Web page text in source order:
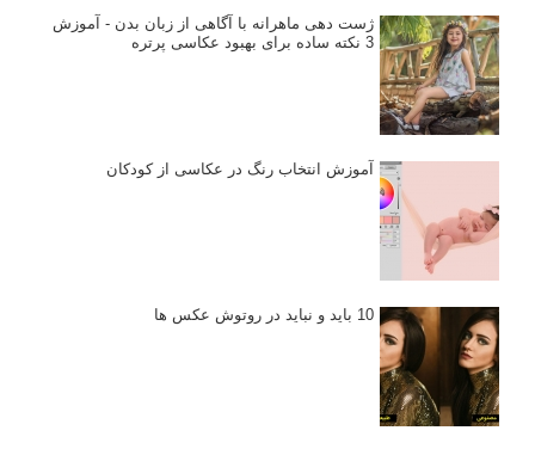
ژست دهی ماهرانه با آگاهی از زبان بدن - آموزش
3 نکته ساده برای بهبود عکاسی پرتره
آموزش انتخاب رنگ در عکاسی از کودکان
10 باید و نباید در روتوش عکس ها